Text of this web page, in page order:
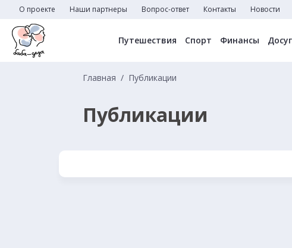
О проекте Наши партнеры Вопрос-ответ Контакты Новости
Путешествия Спорт Финансы Досуг
Главная Публикации
Публикации